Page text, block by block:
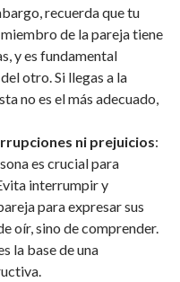
recuerda que tu
de la pareja tiene
y es fundamental
otro. Si llegas a la
no es el más adecuado,
ni prejuicios:
es crucial para
interrumpir y
para expresar sus
oír, sino de comprender.
la base de una